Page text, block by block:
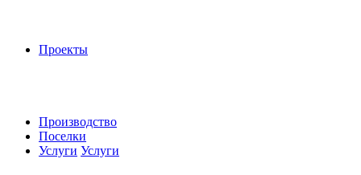
Проекты
Производство
Поселки
Услуги Услуги